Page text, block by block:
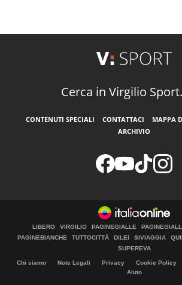
Cerca in Virgilio
CONTENUTI SPECIALI CONTATTACI MAPPA
ARCHIVIO
LIBERO VIRGILIO PAGINEGIALLE
PAGINEBIANCHE
TUTTOCITTÀ DILEI SIVIAGGIA
SUPEREVA
Chi siamo Note Legali Privacy Cookie Policy
Aiuto